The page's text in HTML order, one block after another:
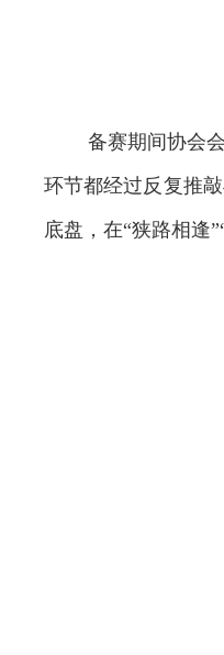
备赛期间协会
环节都经过反复推
底盘，在“狭路相逢